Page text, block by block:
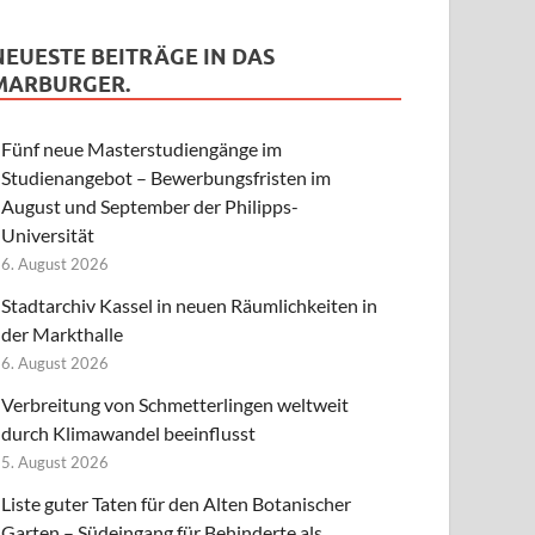
BEITRÄGE IN DAS
Fünf neue Masterstudiengänge im
Studienangebot – Bewerbungsfristen im
August und September der Philipps-
Universität
6. August 2026
Stadtarchiv Kassel in neuen Räumlichkeiten in
der Markthalle
6. August 2026
Verbreitung von Schmetterlingen weltweit
durch Klimawandel beeinflusst
5. August 2026
Liste guter Taten für den Alten Botanischer